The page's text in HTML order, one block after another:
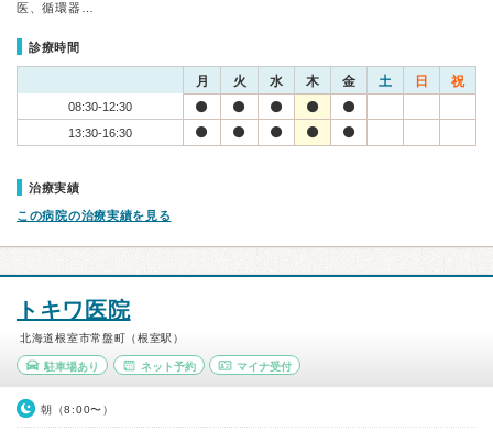
医、循環器…
診療時間
月 火 水 木 金 土 日 祝
08:30-12:30
13:30-16:30
治療実績
この病院の治療実績を見る
トキワ医院
北海道根室市常盤町（根室駅）
駐車場あり ネット予約 マイナ受付
朝（8:00〜）